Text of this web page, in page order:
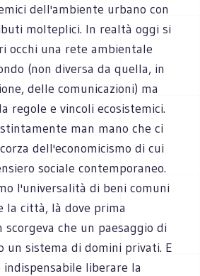
dell'ambiente urbano con
molteplici. In realtà oggi si
occhi una rete ambientale
(non diversa da quella, in
delle comunicazioni) ma
regole e vincoli ecosistemici.
man mano che ci
dell'economicismo di cui
sociale contemporaneo.
l'universalità di beni comuni
la città, là dove prima
scorgeva che un paesaggio di
un sistema di domini privati. E
liberare la